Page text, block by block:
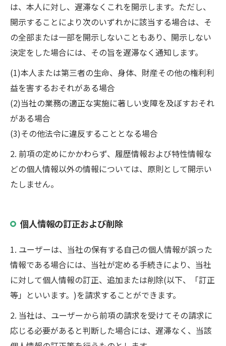
は、本人に対し、遅滞なくこれを開示します。ただし、
開示することにより次のいずれかに該当する場合は、そ
の全部または一部を開示しないこともあり、開示しない
決定をした場合には、その旨を遅滞なく通知します。
(1)本人または第三者の生命、身体、財産その他の権利利
益を害するおそれがある場合
(2)当社の業務の適正な実施に著しい支障を及ぼすおそれ
がある場合
(3)その他法令に違反することとなる場合
2. 前項の定めにかかわらず、履歴情報および特性情報な
どの個人情報以外の情報については、原則として開示い
たしません。
個人情報の訂正および削除
1. ユーザーは、当社の保有する自己の個人情報が誤った
情報である場合には、当社が定める手続きにより、当社
に対して個人情報の訂正、追加または削除(以下、「訂正
等」といいます。)を請求することができます。
2. 当社は、ユーザーから前項の請求を受けてその請求に
応じる必要があると判断した場合には、遅滞なく、当該
お問い合わせ・ご相談はこちら